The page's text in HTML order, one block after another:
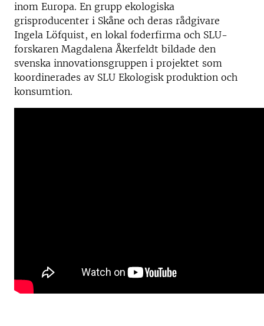
inom Europa. En grupp ekologiska
grisproducenter i Skåne och deras rådgivare
Ingela Löfquist, en lokal foderfirma och SLU-
forskaren Magdalena Åkerfeldt bildade den
svenska innovationsgruppen i projektet som
koordinerades av SLU Ekologisk produktion och
konsumtion.